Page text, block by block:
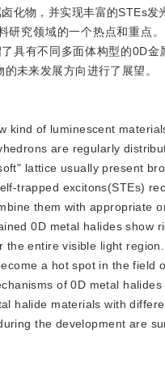
化物，并实现丰富的STEs
究领域的一个热点和重点
具有不同多面体构型的0D
未来发展方向进行了展望。
kind of luminescent
are regularly
lattice usually present
trapped excitons(STEs)
them with appropriate
0D metal halides show
entire visible light
a hot spot in the field
of 0D metal
halide materials with
the development are